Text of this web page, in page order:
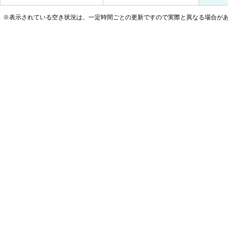
※表示されている空き状況は、一定時間ごとの更新ですので実際と異なる場合があ